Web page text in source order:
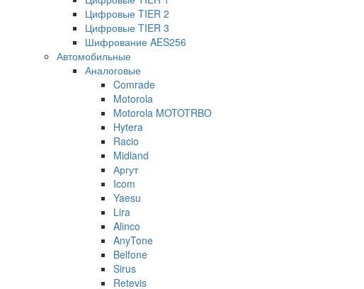
Цифровые TIER 2
Цифровые TIER 3
Шифрование AES256
Автомобильные
Аналоговые
Comrade
Motorola
Motorola MOTOTRBO
Hytera
Racio
Midland
Аргут
Icom
Yaesu
Lira
Alinco
AnyTone
Belfone
Sirus
Retevis